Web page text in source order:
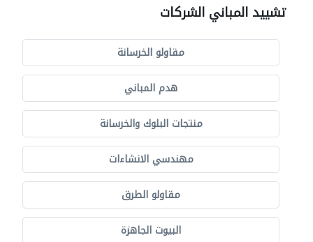
تشييد المباني الشركات
مقاولو الخرسانة
هدم المباني
منتجات البلوك والخرسانة
مهندسي الانشاءات
مقاولو الطرق
البيوت الجاهزة